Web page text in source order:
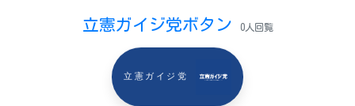
立憲ガイジ党ボタン 0人回覧
立憲ガイジ党